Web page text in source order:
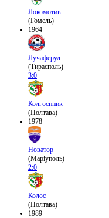
Локомотив
(Гомель)
1964
Лучаферул
(Тирасполь)
3:0
Колгоспник
(Полтава)
1978
Новатор
(Маріуполь)
2:0
Колос
(Полтава)
1989